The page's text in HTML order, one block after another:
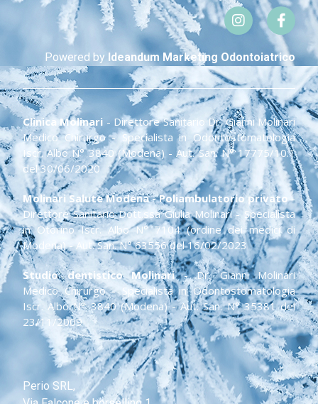
Powered by Ideandum Marketing Odontoiatrico
Clinica Molinari - Direttore Sanitario Dr. Gianni Molinari
Medico Chirurgo - Specialista in Odontostomatologia
Iscr. Albo N° 3840 (Modena) - Aut. San. N° 17775/10.1
del 30/06/2020
Molinari Salute Modena - Poliambulatorio privato-
Direttore Sanitario Dott.ssa Giulia Molinari - Specialista
in Otorino Iscr. Albo N° 7104 (ordine dei medici di
Modena) - Aut. San. N° 63556 del 16/02/2023
Studio dentistico Molinari- Dr. Gianni Molinari
Medico Chirurgo - Specialista in Odontostomatologia
Iscr. Albo N° 3840 (Modena) - Aut. San. N° 35381 del
23/11/2009
Perio SRL,